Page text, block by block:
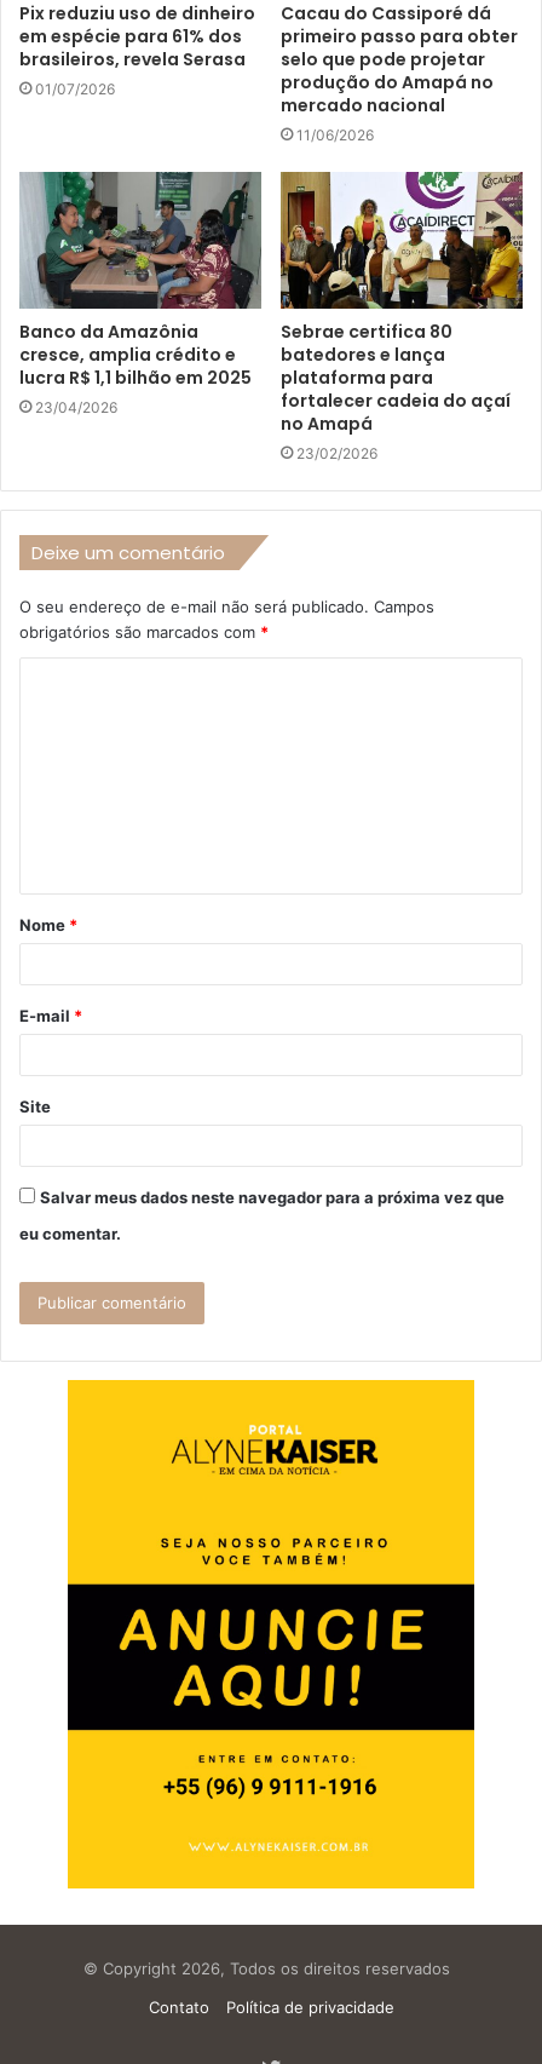
Pix reduziu uso de dinheiro
em espécie para 61% dos
brasileiros, revela Serasa
01/07/2026
Cacau do Cassiporé dá
primeiro passo para obter
selo que pode projetar
produção do Amapá no
mercado nacional
11/06/2026
Banco da Amazônia
cresce, amplia crédito e
lucra R$ 1,1 bilhão em 2025
23/04/2026
Sebrae certifica 80
batedores e lança
plataforma para
fortalecer cadeia do açaí
no Amapá
23/02/2026
Deixe um comentário
O seu endereço de e-mail não será publicado. Campos
obrigatórios são marcados com *
á
r
*
Nome *
E-mail *
Site
Salvar meus dados neste navegador para a próxima vez que
eu comentar.
© Copyright 2026, Todos os direitos reservados
Contato
Política de privacidade